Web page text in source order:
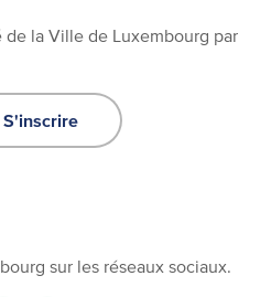
de la Ville de Luxembourg par
S'inscrire
sur les réseaux sociaux.